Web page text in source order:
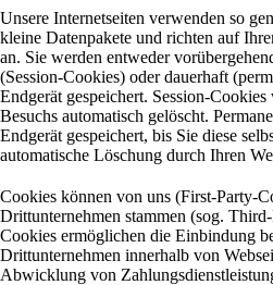
Unsere Internetseiten verwenden so
kleine Datenpakete und richten auf
an. Sie werden entweder
(Session-Cookies) oder dauerhaft
Endgerät gespeichert. Session-
Besuchs automatisch gelöscht.
Endgerät gespeichert, bis Sie diese
automatische Löschung durch Ihren
Cookies können von uns (First-Party-
Drittunternehmen stammen (sog.
Cookies ermöglichen die Einbindung
Drittunternehmen innerhalb von
Abwicklung von